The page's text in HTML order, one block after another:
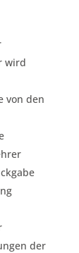
wird
von den
der